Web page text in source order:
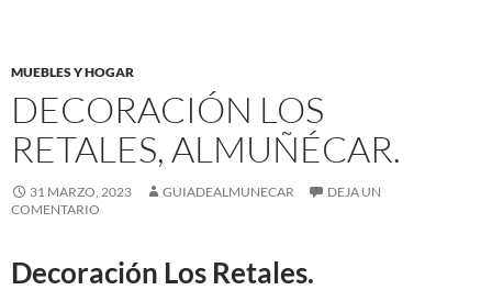
MUEBLES Y HOGAR
DECORACIÓN LOS
RETALES, ALMUÑÉCAR.
31 MARZO, 2023 GUIADEALMUNECAR
DEJA UN
COMENTARIO
Decoración Los Retales.